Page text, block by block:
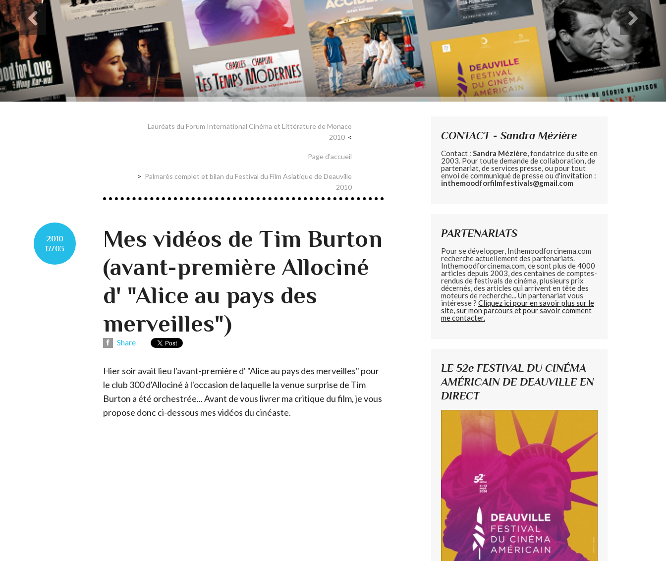
Lauréats du Forum International Cinéma et Littérature de Monaco
2010
Page d'accueil
Palmarès complet et bilan du Festival du Film Asiatique de Deauville
2010
2010
17/03
Mes vidéos de Tim Burton
(avant-première Allociné
d' "Alice au pays des
merveilles")
Share
Hier soir avait lieu l'avant-première d' "Alice au pays des merveilles" pour
le club 300 d'Allociné à l'occasion de laquelle la venue surprise de Tim
Burton a été orchestrée... Avant de vous livrer ma critique du film, je vous
propose donc ci-dessous mes vidéos du cinéaste.
CONTACT - Sandra Mézière
Contact : Sandra Mézière, fondatrice du site en
2003. Pour toute demande de collaboration, de
partenariat, de services presse, ou pour tout
envoi de communiqué de presse ou d'invitation :
inthemoodforfilmfestivals@gmail.com
PARTENARIATS
Pour se développer, Inthemoodforcinema.com
recherche actuellement des partenariats.
Inthemoodforcinema.com, ce sont plus de 4000
articles depuis 2003, des centaines de comptes-
rendus de festivals de cinéma, plusieurs prix
décernés, des articles qui arrivent en tête des
moteurs de recherche... Un partenariat vous
intéresse ? Cliquez ici pour en savoir plus sur le
site, sur mon parcours et pour savoir comment
me contacter.
LE 52e FESTIVAL DU CINÉMA
AMÉRICAIN DE DEAUVILLE EN
DIRECT